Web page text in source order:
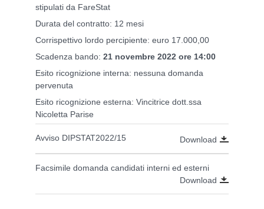
stipulati da FareStat
Durata del contratto: 12 mesi
Corrispettivo lordo percipiente: euro 17.000,00
Scadenza bando: 21 novembre 2022 ore 14:00
Esito ricognizione interna: nessuna domanda
pervenuta
Esito ricognizione esterna: Vincitrice dott.ssa
Nicoletta Parise
Avviso DIPSTAT2022/15 Download
Facsimile domanda candidati interni ed esterni
Download